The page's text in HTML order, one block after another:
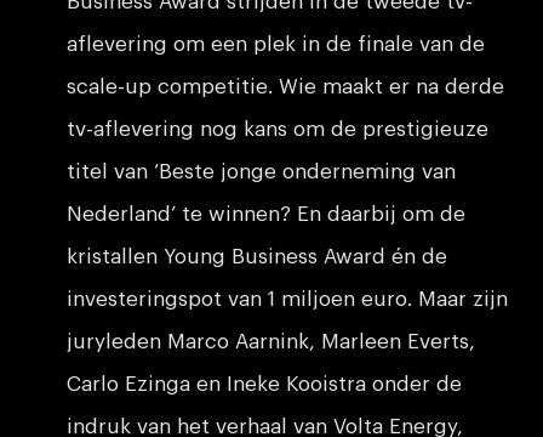
aflevering om een plek in de finale van de
scale-up competitie. Wie maakt er na derde
tv-aflevering nog kans om de prestigieuze
titel van ‘Beste jonge onderneming van
Nederland’ te winnen? En daarbij om de
kristallen Young Business Award én de
investeringspot van 1 miljoen euro. Maar zijn
juryleden Marco Aarnink, Marleen Everts,
Carlo Ezinga en Ineke Kooistra onder de
indruk van het verhaal van Volta Energy,